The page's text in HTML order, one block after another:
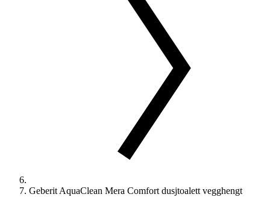
Geberit AquaClean Mera Comfort dusjtoalett vegghengt